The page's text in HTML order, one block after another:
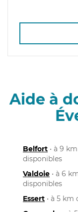
Aide à
Belfort • à 9
disponibles
Valdoie • à 6
disponibles
Essert • à 5